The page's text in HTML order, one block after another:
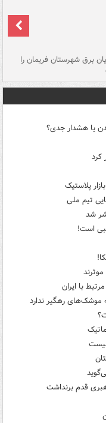
برق شهرستان فریمان را
یا هشدار جدی؟
کرد
پلاستیک
شد
است!
با ایران
موشک‌های رهگیر ندارد
قدم برنداشت